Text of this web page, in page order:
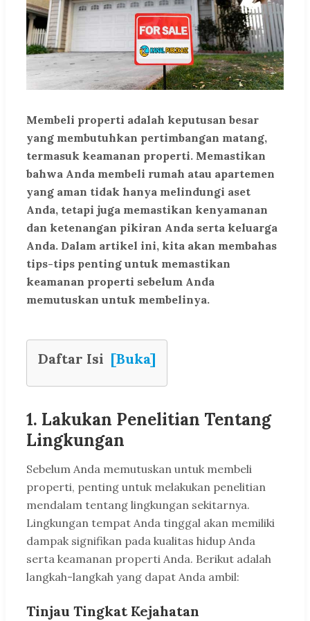
Membeli properti adalah keputusan besar
yang membutuhkan pertimbangan matang,
termasuk keamanan properti. Memastikan
bahwa Anda membeli rumah atau apartemen
yang aman tidak hanya melindungi aset
Anda, tetapi juga memastikan kenyamanan
dan ketenangan pikiran Anda serta keluarga
Anda. Dalam artikel ini, kita akan membahas
tips-tips penting untuk memastikan
keamanan properti sebelum Anda
memutuskan untuk membelinya.
Daftar Isi [Buka]
1. Lakukan Penelitian Tentang
Lingkungan
Sebelum Anda memutuskan untuk membeli
properti, penting untuk melakukan penelitian
mendalam tentang lingkungan sekitarnya.
Lingkungan tempat Anda tinggal akan memiliki
dampak signifikan pada kualitas hidup Anda
serta keamanan properti Anda. Berikut adalah
langkah-langkah yang dapat Anda ambil:
Tinjau Tingkat Kejahatan